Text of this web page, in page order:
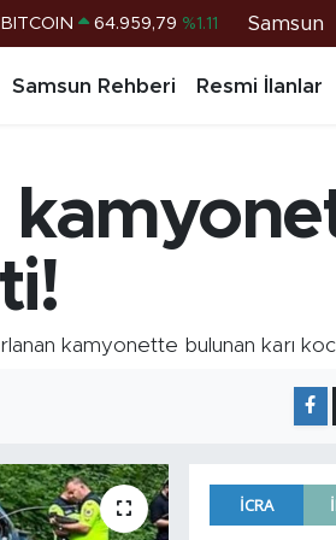
BITCOIN 64.959,79 %1.11
G.ALTIN 6660.55 %0.03
BİST100 13.779 %-14
Samsun
Samsun Rehberi Resmi İlanlar
kamyonette bulunan karı koca